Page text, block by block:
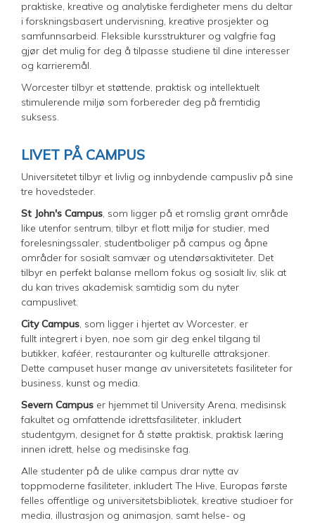
praktiske, kreative og analytiske ferdigheter mens du deltar
i forskningsbasert undervisning, kreative prosjekter og
samfunnsarbeid. Fleksible kursstrukturer og valgfrie fag
gjør det mulig for deg å tilpasse studiene til dine interesser
og karrieremål.
Worcester tilbyr et støttende, praktisk og intellektuelt
stimulerende miljø som forbereder deg på fremtidig
suksess.
LIVET PÅ CAMPUS
Universitetet tilbyr et livlig og innbydende campusliv på sine
tre hovedsteder.
St John's Campus, som ligger på et romslig grønt område
like utenfor sentrum, tilbyr et flott miljø for studier, med
forelesningssaler, studentboliger på campus og åpne
områder for sosialt samvær og utendørsaktiviteter. Det
tilbyr en perfekt balanse mellom fokus og sosialt liv, slik at
du kan trives akademisk samtidig som du nyter
campuslivet.
City Campus, som ligger i hjertet av Worcester, er
fullt integrert i byen, noe som gir deg enkel tilgang til
butikker, kaféer, restauranter og kulturelle attraksjoner.
Dette campuset huser mange av universitetets fasiliteter for
business, kunst og media.
Severn Campus er hjemmet til University Arena, medisinsk
fakultet og omfattende idrettsfasiliteter, inkludert
studentgym, designet for å støtte praktisk, praktisk læring
innen idrett, helse og medisinske fag.
Alle studenter på de ulike campus drar nytte av
toppmoderne fasiliteter, inkludert The Hive, Europas første
felles offentlige og universitetsbibliotek, kreative studioer for
media, illustrasjon og animasjon, samt helse- og